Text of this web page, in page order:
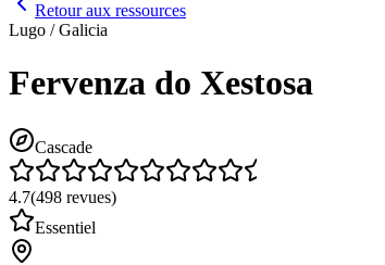
Retour aux ressources
Lugo / Galicia
Fervenza do Xestosa
Cascade
4.7(498 revues)
Essentiel